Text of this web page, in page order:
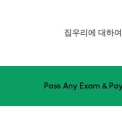
집우리에 대하여
Pass Any Exam &